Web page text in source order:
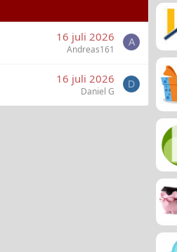
16 juli 2026
Andreas161
A
16 juli 2026
Daniel G
D